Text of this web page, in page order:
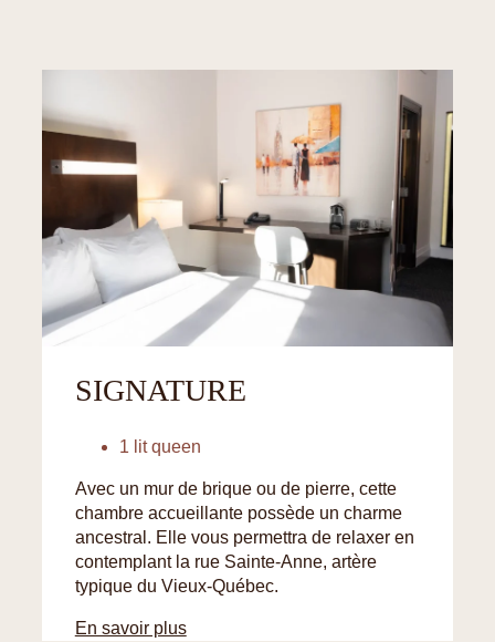
SIGNATURE
1 lit queen
Avec un mur de brique ou de pierre, cette
chambre accueillante possède un charme
ancestral. Elle vous permettra de relaxer en
contemplant la rue Sainte-Anne, artère
typique du Vieux-Québec.
En savoir plus